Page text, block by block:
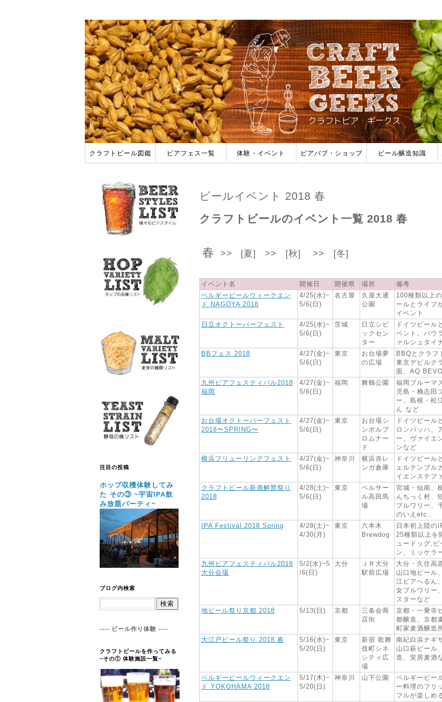
クラフトビール図鑑 ビアフェス一覧 体験・イベント ビアパブ・ショップ ビール醸造知識
ビールイベント 2018 春
クラフトビールのイベント一覧 2018 春
春 >> [夏] >> [秋] >> [冬]
イベント名 開催日 開催県 場所
備考
ベルギービールウィークエン
ド NAGOYA 2018
4/25(水)~
5/6(日)
名古屋
久屋大通
公園
100種類以上
ールとライブ
イベント
日立オクトーバーフェスト
4/25(水)~
5/6(日)
茨城
日立シビ
ックセン
ター
ドイツビール
ベント。パウ
ァルシュタイ
BBフェス 2018
4/27(金)~
5/6(日)
東京
お台場夢
の広場
BBQとクラフ
東京デビルク
面、AQ
九州ビアフェスティバル2018
福岡
4/27(金)~
5/6(日)
福岡 舞鶴公園
福岡ブルーマ
児島・桷志田
ー、島根・松
ん など
お台場オクトーバーフェスト
2018〜SPRING〜
4/27(金)~
5/6(日)
東京
お台場シ
ンボルプ
ロムナー
ド
ドイツビール
ロンバッハ、
ー、ヴァイエ
ンなど
横浜フリューリングフェスト
4/27(金)~
5/6(日)
神奈川
横浜赤レ
ンガ倉庫
ドイツビール
ェルテンブル
イエンステフ
クラフトビール新酒解禁祭り
2018
4/28(土)~
5/6(日)
東京
ベルサー
ル高田馬
場
宮城・仙南、
んちっく村、
ブルワリー、
のいえetc..
IPA Festival 2018 Spring
4/28(土)~
4/30(月)
東京
六本木
Brewdog
日本初上陸の
25種類以上を
ュードッグ,ビ
ン、ミッケラ
九州ビアフェスティバル2018
大分会場
5/2(水)~5
/6(日)
大分
ＪＲ大分
駅前広場
大分・久住高
山口地ビール
江ビアへるん
女ブルワリー
スターなど
地ビール祭り京都 2018
5/13(日) 京都
三条会商
店街
京都・一乗寺
都醸造、京都
町家麦酒醸造
大江戸ビール祭り 2018 春
5/16(水)~
5/20(日)
東京
新宿 歌舞
伎町シネ
シティ広
場
南紀白浜ナギ
山口萩ビール
造、安房麦酒
ベルギービールウィークエン
ド YOKOHAMA 2018
5/17(木)~
5/20(日)
神奈川 山下公園
ベルギービー
ー料理のフリ
フルが楽しめ
注目の投稿
ホップ収穫体験してみ
た その③ ~宇宙IPA飲
み放題パーティ~
ブログ内検索
---- ビール作り体験 ----
クラフトビールを作ってみる
~その① 体験施設一覧~